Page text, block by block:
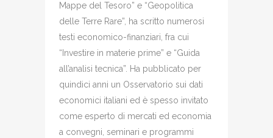
Mappe del Tesoro” e “Geopolitica
delle Terre Rare”, ha scritto numerosi
testi economico-finanziari, fra cui
“Investire in materie prime” e “Guida
all’analisi tecnica”. Ha pubblicato per
quindici anni un Osservatorio sui dati
economici italiani ed è spesso invitato
come esperto di mercati ed economia
a convegni, seminari e programmi